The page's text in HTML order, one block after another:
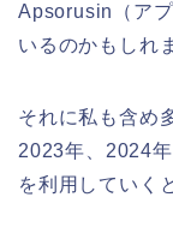
Apsorusin（ア
いるのかもしれ
それに私も含め
2023年、2024
を利用していく